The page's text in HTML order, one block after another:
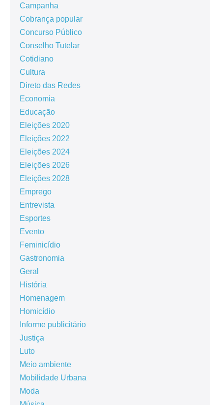
Campanha
Cobrança popular
Concurso Público
Conselho Tutelar
Cotidiano
Cultura
Direto das Redes
Economia
Educação
Eleições 2020
Eleições 2022
Eleições 2024
Eleições 2026
Eleições 2028
Emprego
Entrevista
Esportes
Evento
Feminicídio
Gastronomia
Geral
História
Homenagem
Homicídio
Informe publicitário
Justiça
Luto
Meio ambiente
Mobilidade Urbana
Moda